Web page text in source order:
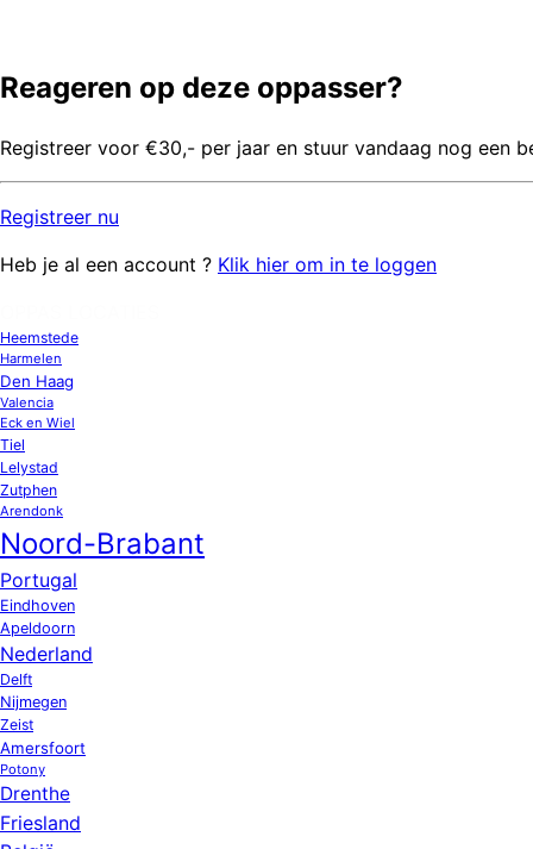
Reageren op deze oppasser?
Registreer voor €30,- per jaar en stuur vandaag nog een
Registreer nu
Heb je al een account ? Klik hier om in te loggen
Heemstede
Harmelen
Den Haag
Valencia
Eck en Wiel
Tiel
Lelystad
Zutphen
Arendonk
Noord-Brabant
Portugal
Eindhoven
Apeldoorn
Nederland
Delft
Nijmegen
Zeist
Amersfoort
Potony
Drenthe
Friesland